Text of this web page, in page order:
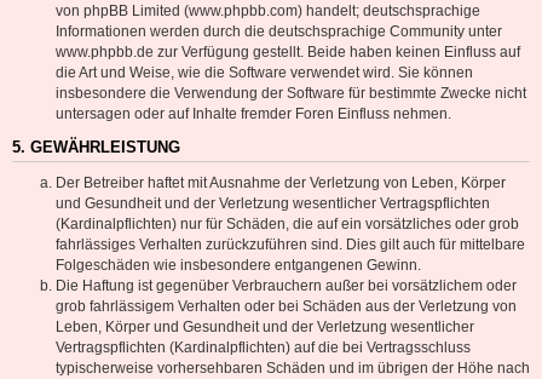
von phpBB Limited (www.phpbb.com) handelt; deutschsprachige
Informationen werden durch die deutschsprachige Community unter
www.phpbb.de zur Verfügung gestellt. Beide haben keinen Einfluss auf
die Art und Weise, wie die Software verwendet wird. Sie können
insbesondere die Verwendung der Software für bestimmte Zwecke nicht
untersagen oder auf Inhalte fremder Foren Einfluss nehmen.
5. GEWÄHRLEISTUNG
Der Betreiber haftet mit Ausnahme der Verletzung von Leben, Körper
und Gesundheit und der Verletzung wesentlicher Vertragspflichten
(Kardinalpflichten) nur für Schäden, die auf ein vorsätzliches oder grob
fahrlässiges Verhalten zurückzuführen sind. Dies gilt auch für mittelbare
Folgeschäden wie insbesondere entgangenen Gewinn.
Die Haftung ist gegenüber Verbrauchern außer bei vorsätzlichem oder
grob fahrlässigem Verhalten oder bei Schäden aus der Verletzung von
Leben, Körper und Gesundheit und der Verletzung wesentlicher
Vertragspflichten (Kardinalpflichten) auf die bei Vertragsschluss
typischerweise vorhersehbaren Schäden und im übrigen der Höhe nach